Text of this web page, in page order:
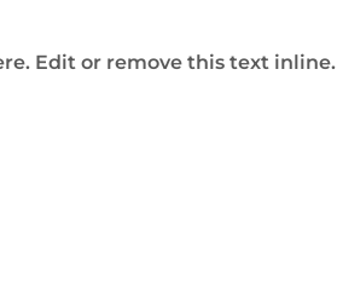
Edit or remove this text inline.